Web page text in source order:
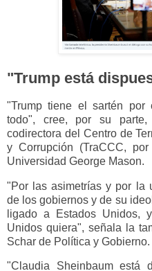
"Trump está
"Trump tiene el sartén
todo", cree, por su parte,
codirectora del Centro de
y Corrupción (TraCCC,
Universidad George Mason.
"Por las asimetrías y por la
de los gobiernos y de su
ligado a Estados Unidos,
Unidos quiera", señala la
Schar de Política y Gobierno.
"Claudia Sheinbaum está